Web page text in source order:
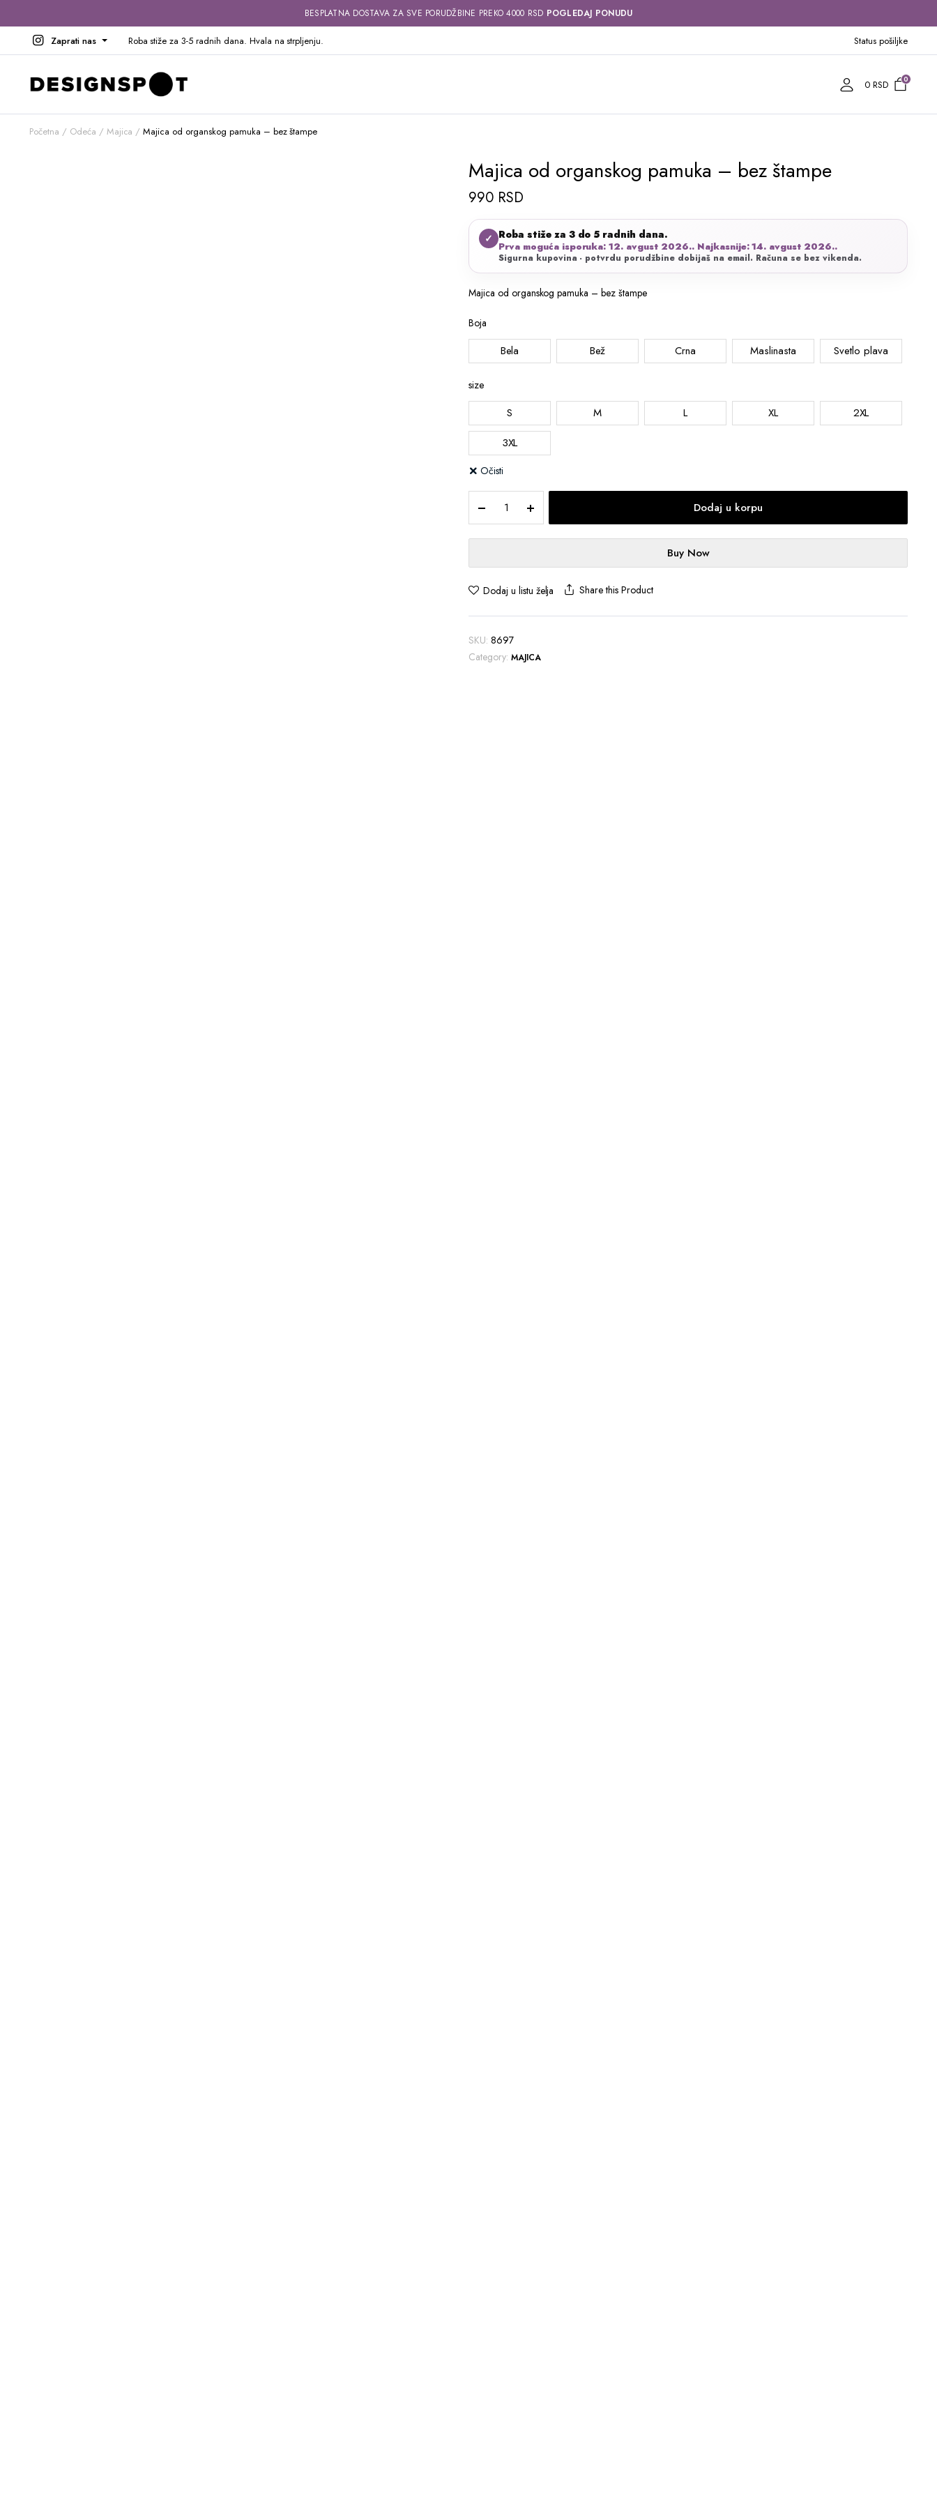
BESPLATNA DOSTAVA ZA SVE PORUDŽBINE PREKO 4000 RSD POGLEDAJ PONUDU
Zaprati nas Roba stiže za 3-5 radnih dana. Hvala na strpljenju. Status pošiljke
0RSD 0
Početna Odeća Majica Majica od organskog pamuka – bez štampe
Majica od organskog pamuka – bez štampe
990 RSD
✓ Roba stiže za 3 do 5 radnih dana.
Prva moguća isporuka: 12. avgust 2026.. Najkasnije: 14. avgust 2026..
Sigurna kupovina - potvrdu porudžbine dobijaš na email. Računa se bez vikenda.
Majica od organskog pamuka – bez štampe
Boja
Bela Bež Crna Maslinasta Svetlo plava
size
S M L XL
2XL
3XL
Očisti
organskog
pamuka
bez
štampe
quantity
Dodaj u korpu
Buy Now
Dodaj u listu želja Share this Product
SKU: 8697
Category: MAJICA